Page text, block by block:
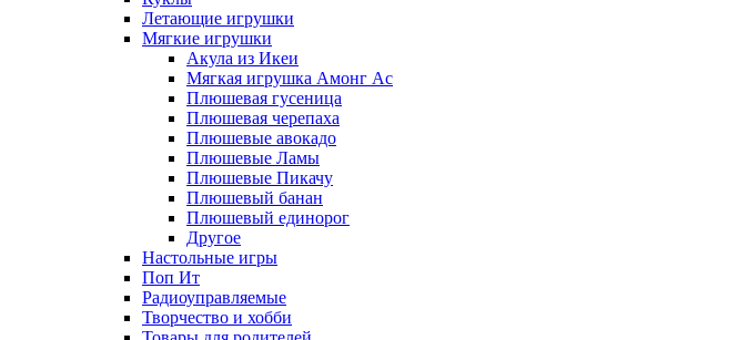
Летающие игрушки
Мягкие игрушки
Акула из Икеи
Мягкая игрушка Амонг Ас
Плюшевая гусеница
Плюшевая черепаха
Плюшевые авокадо
Плюшевые Ламы
Плюшевые Пикачу
Плюшевый банан
Плюшевый единорог
Другое
Настольные игры
Поп Ит
Радиоуправляемые
Творчество и хобби